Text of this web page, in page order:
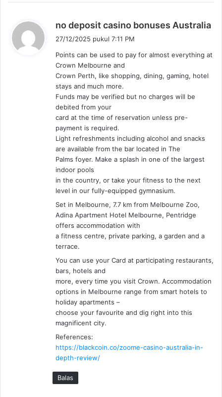
no deposit casino bonuses Australia
k
27/12/2025 pukul 7:11 PM
Points can be used to pay for almost everything at
Crown Melbourne and
Crown Perth, like shopping, dining, gaming, hotel
stays and much more.
Funds may be verified but no charges will be
debited from your
card at the time of reservation unless pre-
payment is required.
Light refreshments including alcohol and snacks
are available from the bar located in The
Palms foyer. Make a splash in one of the largest
indoor pools
in the country, or take your fitness to the next
level in our fully-equipped gymnasium.
Set in Melbourne, 7.7 km from Melbourne Zoo,
Adina Apartment Hotel Melbourne, Pentridge
offers accommodation with
a fitness centre, private parking, a garden and a
terrace.
You can use your Card at participating restaurants,
bars, hotels and
more, every time you visit Crown. Accommodation
options in Melbourne range from smart hotels to
holiday apartments –
choose your favourite and dig right into this
magnificent city.
References:
https://blackcoin.co/zoome-casino-australia-in-
depth-review/
Balas